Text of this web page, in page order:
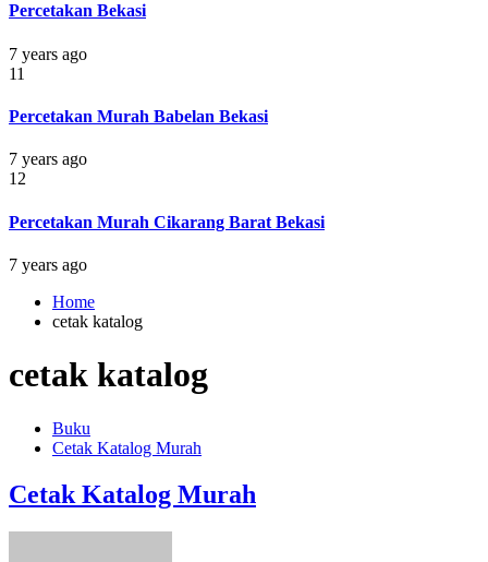
Percetakan Bekasi
7 years ago
11
Percetakan Murah Babelan Bekasi
7 years ago
12
Percetakan Murah Cikarang Barat Bekasi
7 years ago
Home
cetak katalog
cetak katalog
Buku
Cetak Katalog Murah
Cetak Katalog Murah